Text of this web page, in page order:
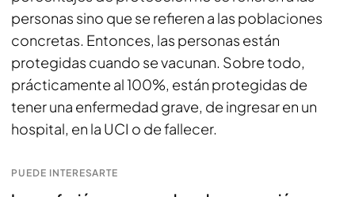
personas sino que se refieren a las poblaciones
concretas. Entonces, las personas están
protegidas cuando se vacunan. Sobre todo,
prácticamente al 100%, están protegidas de
tener una enfermedad grave, de ingresar en un
hospital, en la UCI o de fallecer.
PUEDE INTERESARTE